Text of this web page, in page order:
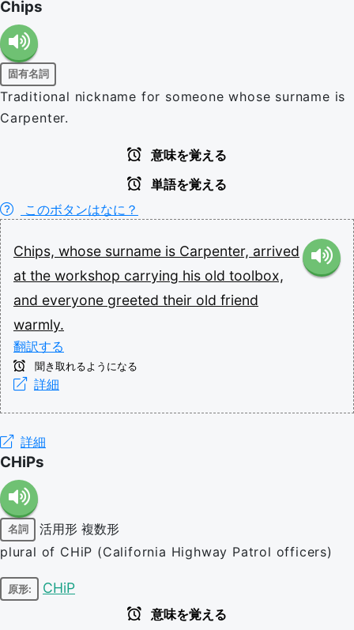
Chips
固有名詞
Traditional nickname for someone whose surname is
Carpenter.
意味を覚える
単語を覚える
このボタンはなに？
Chips, whose surname is Carpenter, arrived
at the workshop carrying his old toolbox,
and everyone greeted their old friend
warmly.
翻訳する
聞き取れるようになる
詳細
詳細
CHiPs
名詞 活用形 複数形
plural of CHiP (California Highway Patrol officers)
原形: CHiP
意味を覚える